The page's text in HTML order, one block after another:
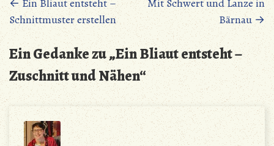
Beitragsnavigation
← Ein Bliaut entsteht –
Schnittmuster erstellen
Mit Schwert und Lanze in
Bärnau→
Ein Gedanke zu „Ein Bliaut entsteht –
Zuschnitt und Nähen“